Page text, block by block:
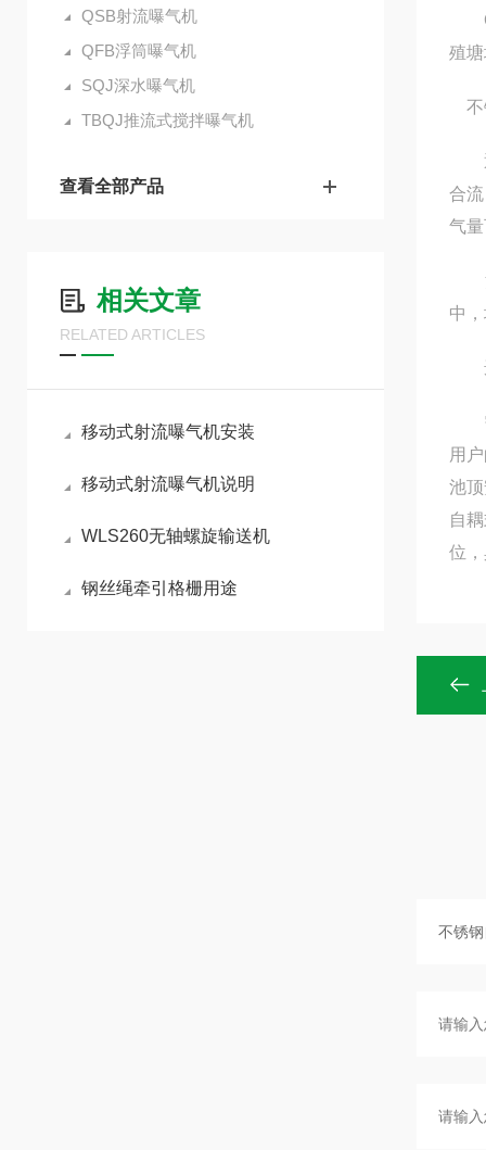
QSB射流曝气机
QFB浮筒曝气机
SQJ深水曝气机
TBQJ推流式搅拌曝气机
查看全部产品
相关文章
RELATED ARTICLES
移动式射流曝气机安装
移动式射流曝气机说明
WLS260无轴螺旋输送机
钢丝绳牵引格栅用途
殖
不
通
合
气
注
中
选
需
用
池
自
位